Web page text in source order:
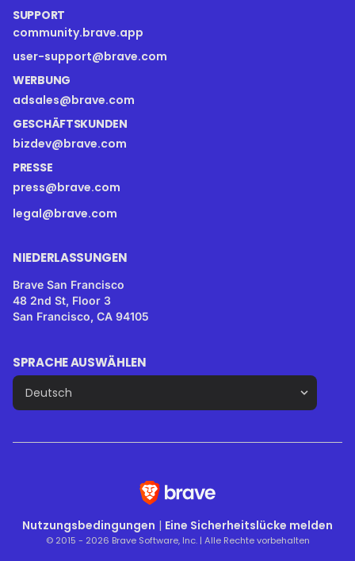
SUPPORT
community.brave.app
user-support@brave.com
WERBUNG
adsales@brave.com
GESCHÄFTSKUNDEN
bizdev@brave.com
PRESSE
press@brave.com
legal@brave.com
NIEDERLASSUNGEN
Brave San Francisco
48 2nd St, Floor 3
San Francisco, CA 94105
SPRACHE AUSWÄHLEN
Nutzungsbedingungen | Eine Sicherheitslücke melden
© 2015 - 2026 Brave Software, Inc. | Alle Rechte vorbehalten